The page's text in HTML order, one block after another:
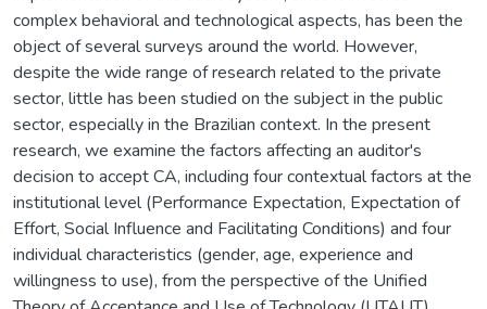
complex behavioral and technological aspects, has been the
object of several surveys around the world. However,
despite the wide range of research related to the private
sector, little has been studied on the subject in the public
sector, especially in the Brazilian context. In the present
research, we examine the factors affecting an auditor's
decision to accept CA, including four contextual factors at the
institutional level (Performance Expectation, Expectation of
Effort, Social Influence and Facilitating Conditions) and four
individual characteristics (gender, age, experience and
willingness to use), from the perspective of the Unified